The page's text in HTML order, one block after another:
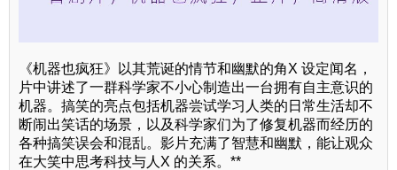
《机器也疯狂》以其荒诞的情节和幽默的角X 设定闻名，
片中讲述了一群科学家不小心制造出一台拥有自主意识的
机器。搞笑的亮点包括机器尝试学习人类的日常生活却不
断闹出笑话的场景，以及科学家们为了修复机器而经历的
各种搞笑误会和混乱。影片充满了智慧和幽默，能让观众
在大笑中思考科技与人X 的关系。**